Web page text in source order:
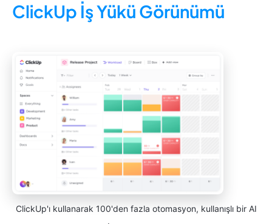
ClickUp İş Yükü Görünümü
ClickUp'ı kullanarak 100'den fazla otomasyon, kullanışlı bir AI